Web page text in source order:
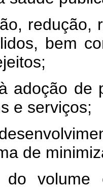
redução,
bem
adoção de
e serviços;
de
volume